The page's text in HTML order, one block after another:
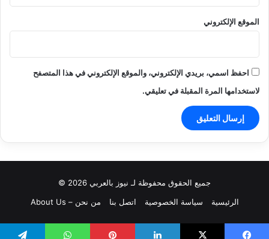
الموقع الإلكتروني
احفظ اسمي، بريدي الإلكتروني، والموقع الإلكتروني في هذا المتصفح
لاستخدامها المرة المقبلة في تعليقي.
جميع الحقوق محفوظة لـ نيوز بالعربي 2026 ©
الرئيسية
سياسة الخصوصية اتصل بنا من نحن – About Us